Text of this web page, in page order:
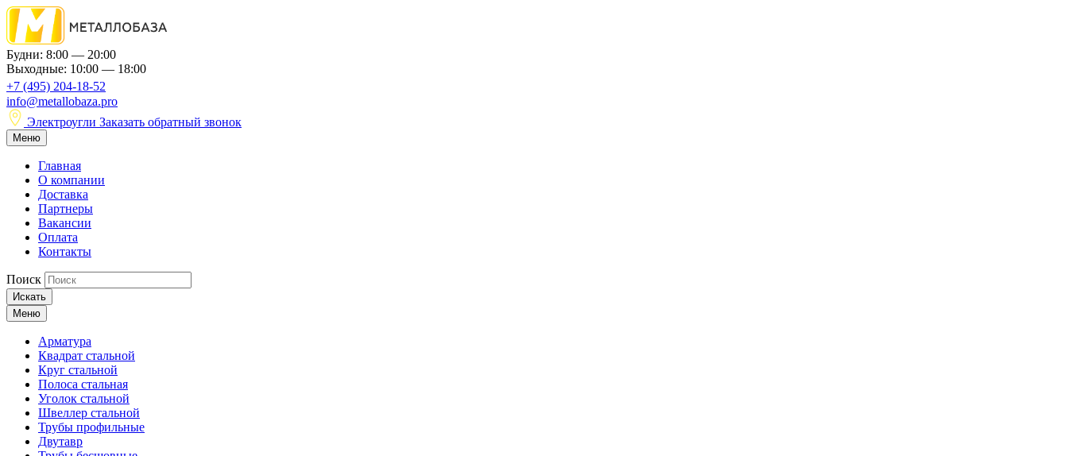
Будни: 8:00 — 20:00
Выходные: 10:00 — 18:00
+7 (495) 204-18-52
info@metallobaza.pro
Электроугли Заказать обратный звонок
Меню
Главная
О компании
Доставка
Партнеры
Вакансии
Оплата
Контакты
Поиск
Искать
Меню
Арматура
Квадрат стальной
Круг стальной
Полоса стальная
Уголок стальной
Швеллер стальной
Трубы профильные
Двутавр